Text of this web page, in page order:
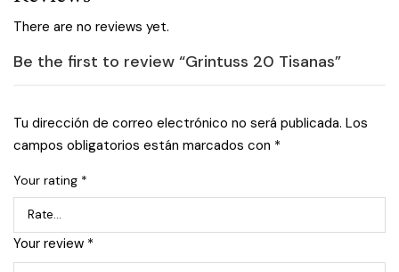
There are no reviews yet.
Be the first to review “Grintuss 20 Tisanas”
Tu dirección de correo electrónico no será publicada. Los
campos obligatorios están marcados con *
Your rating *
Your review *